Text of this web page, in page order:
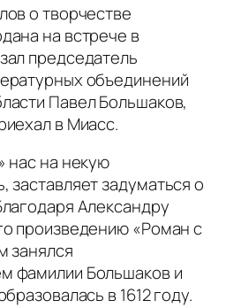
о творчестве
на встрече в
председатель
объединений
Павел Большаков,
в Миасс.
нас на некую
заставляет задуматься о
Александру
произведению «Роман с
занялся
фамилии Большаков и
в 1612 году.